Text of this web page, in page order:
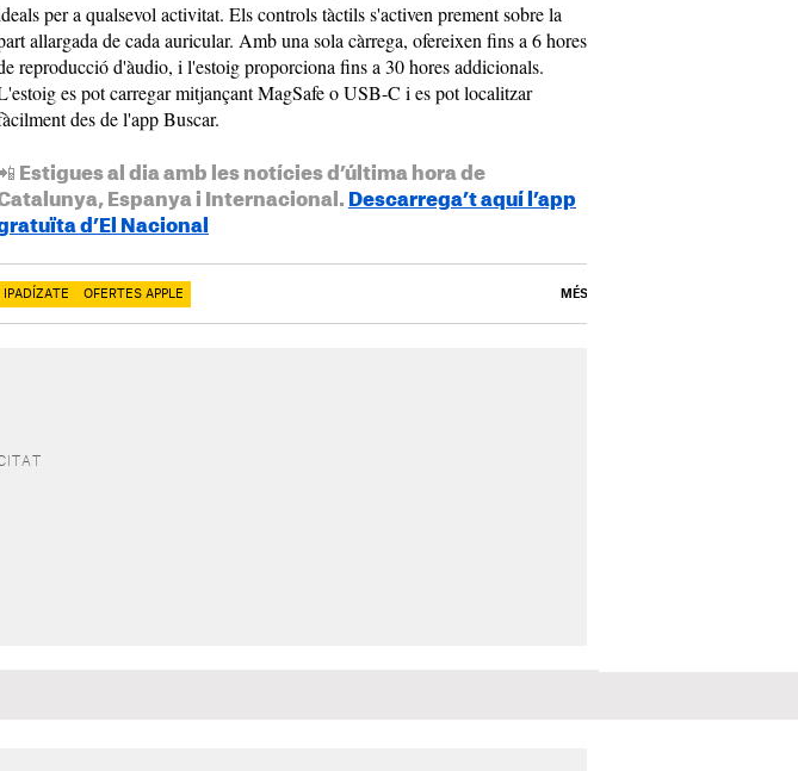
per a qualsevol activitat. Els controls tàctils s'activen prement sobre la
allargada de cada auricular. Amb una sola càrrega, ofereixen fins a 6 hores
reproducció d'àudio, i l'estoig proporciona fins a 30 hores addicionals.
es pot carregar mitjançant MagSafe o USB-C i es pot localitzar
des de l'app Buscar.
Estigues al dia amb les notícies d’última hora de
Espanya i Internacional. Descarrega’t aquí l’app
d’El Nacional
IPADÍZATE OFERTES APPLE MÉS